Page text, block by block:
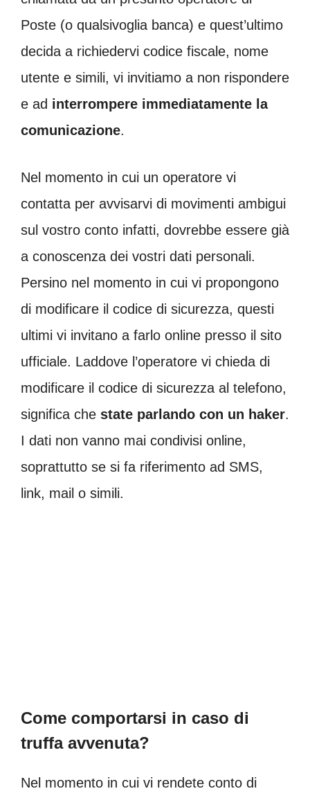
Poste (o qualsivoglia banca) e quest’ultimo
decida a richiedervi codice fiscale, nome
utente e simili, vi invitiamo a non rispondere
e ad interrompere immediatamente la
comunicazione.
Nel momento in cui un operatore vi
contatta per avvisarvi di movimenti ambigui
sul vostro conto infatti, dovrebbe essere già
a conoscenza dei vostri dati personali.
Persino nel momento in cui vi propongono
di modificare il codice di sicurezza, questi
ultimi vi invitano a farlo online presso il sito
ufficiale. Laddove l’operatore vi chieda di
modificare il codice di sicurezza al telefono,
significa che state parlando con un haker.
I dati non vanno mai condivisi online,
soprattutto se si fa riferimento ad SMS,
link, mail o simili.
Come comportarsi in caso di
truffa avvenuta?
Nel momento in cui vi rendete conto di